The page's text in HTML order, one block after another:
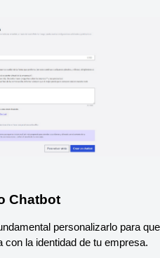
Chatbot
personalizarlo para que
la identidad de tu empresa.